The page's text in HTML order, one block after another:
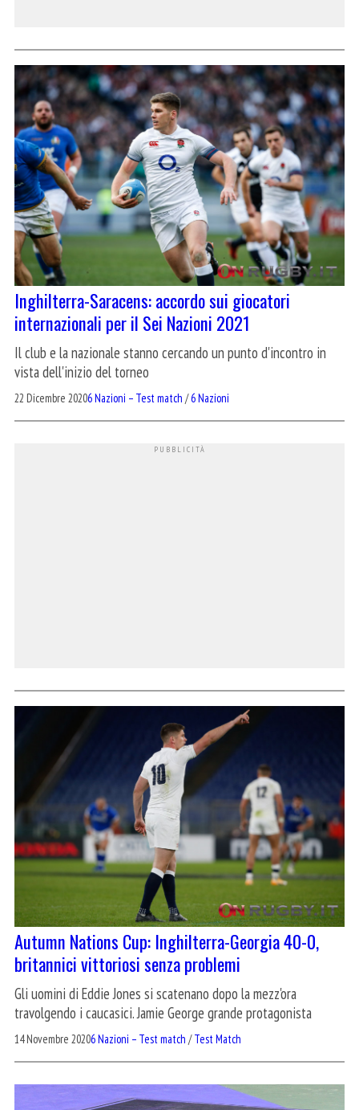
Inghilterra-Saracens: accordo sui giocatori
internazionali per il Sei Nazioni 2021
Il club e la nazionale stanno cercando un punto d'incontro in
vista dell'inizio del torneo
22 Dicembre 20206 Nazioni – Test match /6 Nazioni
Autumn Nations Cup: Inghilterra-Georgia 40-0,
britannici vittoriosi senza problemi
Gli uomini di Eddie Jones si scatenano dopo la mezz'ora
travolgendo i caucasici. Jamie George grande protagonista
14 Novembre 20206 Nazioni – Test match /Test Match